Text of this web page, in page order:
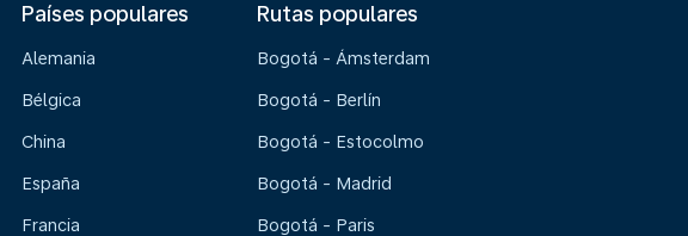
Países populares
Alemania
Bélgica
China
España
Francia
Rutas populares
Bogotá - Ámsterdam
Bogotá - Berlín
Bogotá - Estocolmo
Bogotá - Madrid
Bogotá - Paris